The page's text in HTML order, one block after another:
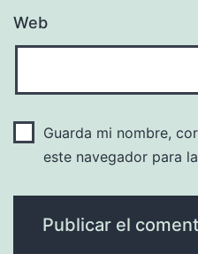
Web
Guarda mi nombre,
este navegador para